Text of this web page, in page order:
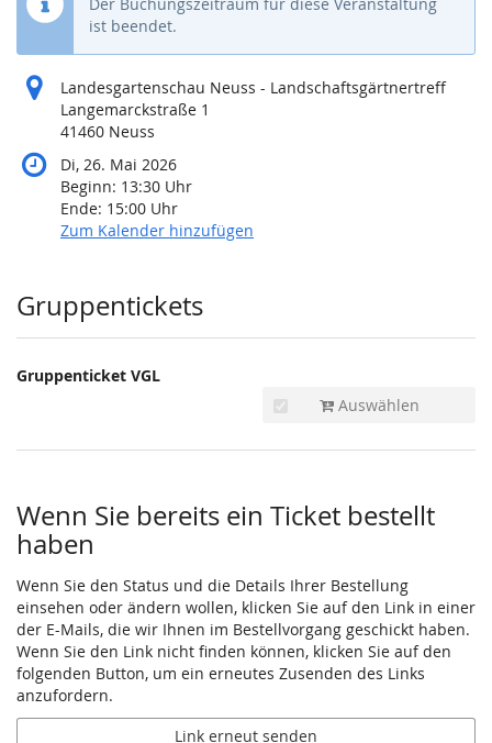
ist beendet.
Landesgartenschau Neuss - Landschaftsgärtnertreff
Langemarckstraße 1
41460 Neuss
Di, 26. Mai 2026
Beginn: 13:30 Uhr
Ende: 15:00 Uhr
Zum Kalender hinzufügen
Produkte
Gruppentickets
Gruppenticket VGL
Auswählen
Wenn Sie bereits ein Ticket bestellt
haben
Wenn Sie den Status und die Details Ihrer Bestellung
einsehen oder ändern wollen, klicken Sie auf den Link in einer
der E-Mails, die wir Ihnen im Bestellvorgang geschickt haben.
Wenn Sie den Link nicht finden können, klicken Sie auf den
folgenden Button, um ein erneutes Zusenden des Links
anzufordern.
Link erneut senden